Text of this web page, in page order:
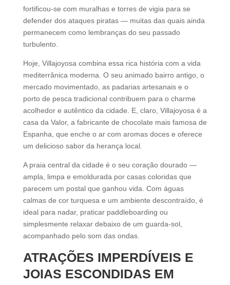
fortificou-se com muralhas e torres de vigia para se
defender dos ataques piratas — muitas das quais ainda
permanecem como lembranças do seu passado
turbulento.
Hoje, Villajoyosa combina essa rica história com a vida
mediterrânica moderna. O seu animado bairro antigo, o
mercado movimentado, as padarias artesanais e o
porto de pesca tradicional contribuem para o charme
acolhedor e autêntico da cidade. E, claro, Villajoyosa é a
casa da Valor, a fabricante de chocolate mais famosa de
Espanha, que enche o ar com aromas doces e oferece
um delicioso sabor da herança local.
A praia central da cidade é o seu coração dourado —
ampla, limpa e emoldurada por casas coloridas que
parecem um postal que ganhou vida. Com águas
calmas de cor turquesa e um ambiente descontraído, é
ideal para nadar, praticar paddleboarding ou
simplesmente relaxar debaixo de um guarda-sol,
acompanhado pelo som das ondas.
ATRAÇÕES IMPERDÍVEIS E
JOIAS ESCONDIDAS EM